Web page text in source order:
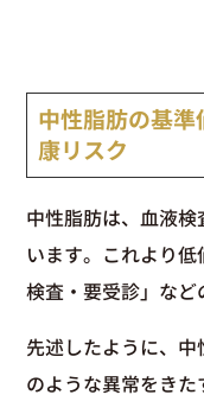
中性脂肪の基
康リスク
中性脂肪は、血液検
います。これより
検査・要受診」など
先述したように、
のような異常をきた